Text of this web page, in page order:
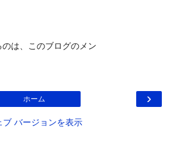
は、このブログのメン
›
ホーム
ブ バージョンを表示